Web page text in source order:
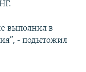
выполнил в
- подытожил